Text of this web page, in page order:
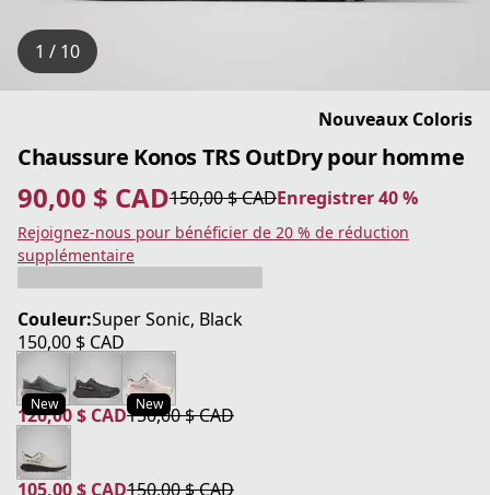
1 / 10
Nouveaux Coloris
Chaussure Konos TRS OutDry pour homme
90,00 $ CAD
prix actuel 90,00 $ CAD150,00 $ CAD
prix original 150,00 $ CAD Enregistrer 40 %
Enregistrer 40 %
Rejoignez-nous pour bénéficier de 20 % de réduction
supplémentaire
Couleur:Super Sonic, Black
150,00 $ CAD
prix actuel 150,00 $ CAD
New New
120,00 $ CAD
prix actuel 120,00 $ CAD
150,00 $ CAD
prix original 150,00 $ CAD
105,00 $ CAD150,00 $ CAD